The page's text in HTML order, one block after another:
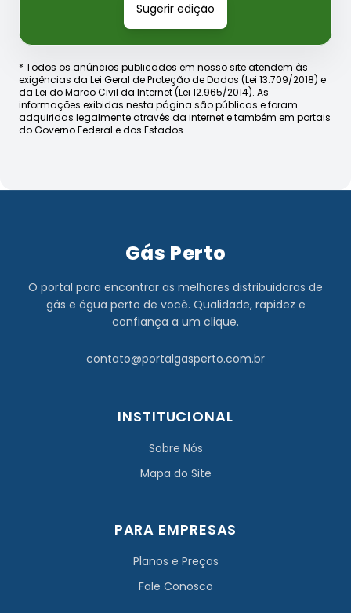
Sugerir edição
* Todos os anúncios publicados em nosso site atendem às
exigências da Lei Geral de Proteção de Dados (Lei 13.709/2018) e
da Lei do Marco Civil da Internet (Lei 12.965/2014). As
informações exibidas nesta página são públicas e foram
adquiridas legalmente através da internet e também em portais
do Governo Federal e dos Estados.
Gás Perto
O portal para encontrar as melhores distribuidoras de
gás e água perto de você. Qualidade, rapidez e
confiança a um clique.
contato@portalgasperto.com.br
INSTITUCIONAL
Sobre Nós
Mapa do Site
PARA EMPRESAS
Planos e Preços
Fale Conosco